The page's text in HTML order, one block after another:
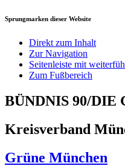
Sprungmarken dieser Website
Direkt zum Inhalt
Zur Navigation
Seitenleiste mit
Zum Fußbereich
BÜNDNIS 90/DIE
Kreisverband
Grüne München